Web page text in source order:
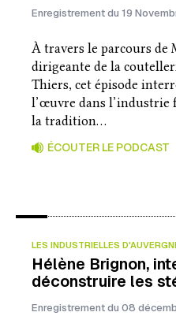
Enregistrement du 19
À travers le parcours de
dirigeante de la
Thiers, cet épisode
l’œuvre dans l’industrie
la tradition…
ÉCOUTER LE PODCAST
LES INDUSTRIELLES
Hélène Brignon,
déconstruire les
Enregistrement du 08